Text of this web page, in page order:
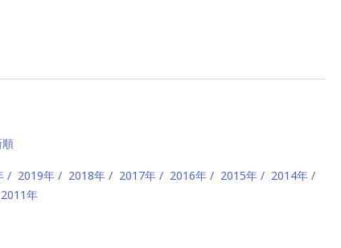
2019年 2018年 2017年 2016年 2015年
2014年
2011年